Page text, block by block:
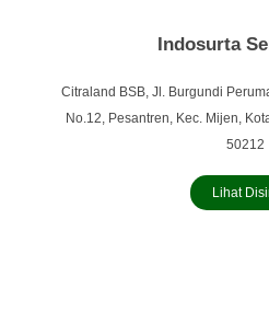
Indosurta
Citraland BSB, Jl. Burgundi
No.12, Pesantren, Kec. Mijen,
50212
Lihat